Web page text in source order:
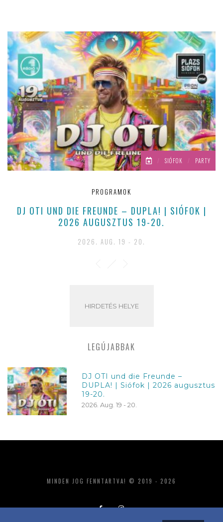
/ SIÓFOK / PARTY
PROGRAMOK
DJ OTI UND DIE FREUNDE – DUPLA! | SIÓFOK |
2026 AUGUSZTUS 19-20.
2026. AUG. 19 - 20.
HIRDETÉS HELYE
LEGÚJABBAK
DJ OTI und die Freunde –
DUPLA! | Siófok | 2026 augusztus
19-20.
2026. Aug. 19 - 20.
MINDEN JOG FENNTARTVA! © 2019 - 2026